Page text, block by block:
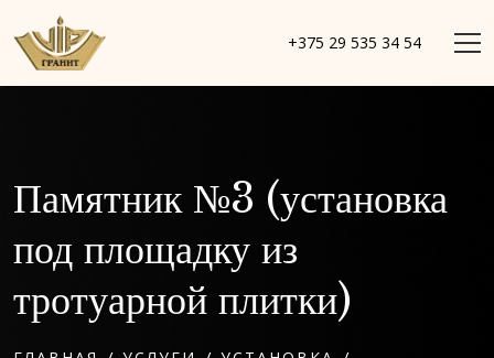
+375 29 535 34 54
Памятник №3 (установка
под площадку из
тротуарной плитки)